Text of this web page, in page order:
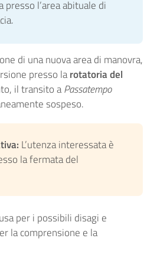
presso l’area abituale di
di una nuova area di manovra,
presso larotatoria del
il transito aPassatempo
sospeso.
L’utenza interessata è
la fermata del
per i possibili disagi e
la comprensione e la